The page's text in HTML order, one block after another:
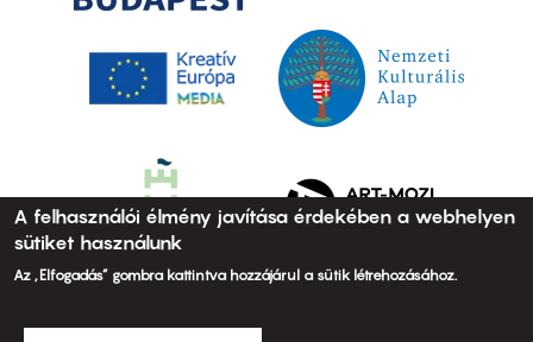
A felhasználói élmény javítása érdekében a webhelyen
sütiket használunk
Az „Elfogadás” gombra kattintva hozzájárul a sütik létrehozásához.